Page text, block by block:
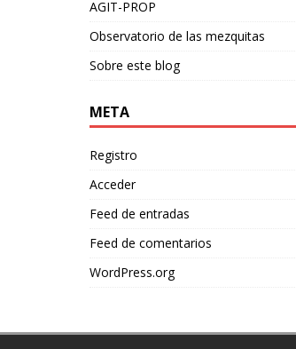
AGIT-PROP
Observatorio de las mezquitas
Sobre este blog
META
Registro
Acceder
Feed de entradas
Feed de comentarios
WordPress.org